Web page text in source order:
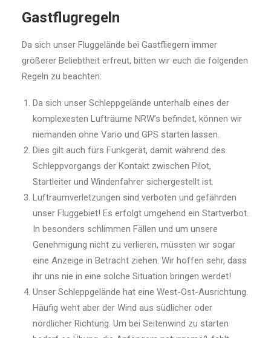
Gastflugregeln
Da sich unser Fluggelände bei Gastfliegern immer
größerer Beliebtheit erfreut, bitten wir euch die folgenden
Regeln zu beachten:
Da sich unser Schleppgelände unterhalb eines der
komplexesten Lufträume NRW’s befindet, können wir
niemanden ohne Vario und GPS starten lassen.
Dies gilt auch fürs Funkgerät, damit während des
Schleppvorgangs der Kontakt zwischen Pilot,
Startleiter und Windenfahrer sichergestellt ist.
Luftraumverletzungen sind verboten und gefährden
unser Fluggebiet! Es erfolgt umgehend ein Startverbot.
In besonders schlimmen Fällen und um unsere
Genehmigung nicht zu verlieren, müssten wir sogar
eine Anzeige in Betracht ziehen. Wir hoffen sehr, dass
ihr uns nie in eine solche Situation bringen werdet!
Unser Schleppgelände hat eine West-Ost-Ausrichtung.
Häufig weht aber der Wind aus südlicher oder
nördlicher Richtung. Um bei Seitenwind zu starten